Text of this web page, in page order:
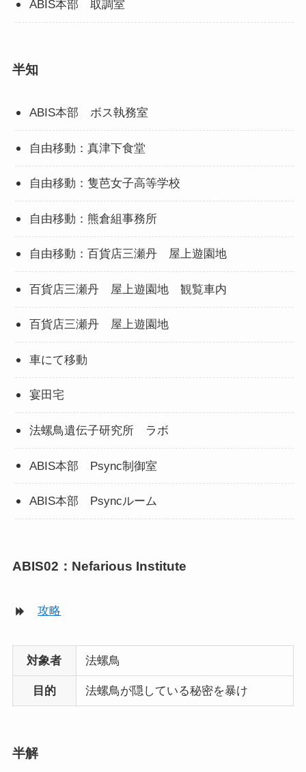
ABIS本部 取調室
半知
ABIS本部 ボス執務室
自由移動：真津下食堂
自由移動：隻芭女子高等学校
自由移動：熊倉組事務所
自由移動：百貨店三瀬丹 屋上遊園地
百貨店三瀬丹 屋上遊園地 観覧車内
百貨店三瀬丹 屋上遊園地
車にて移動
宴田宅
法螺鳥遺伝子研究所 ラボ
ABIS本部 Psync制御室
ABIS本部 Psyncルーム
ABIS02：Nefarious Institute
攻略
対象者 法螺鳥
目的 法螺鳥が隠している秘密を暴け
半解